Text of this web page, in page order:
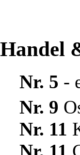
Handel
Nr. 5 -
Nr. 9
Nr. 11
Nr. 11